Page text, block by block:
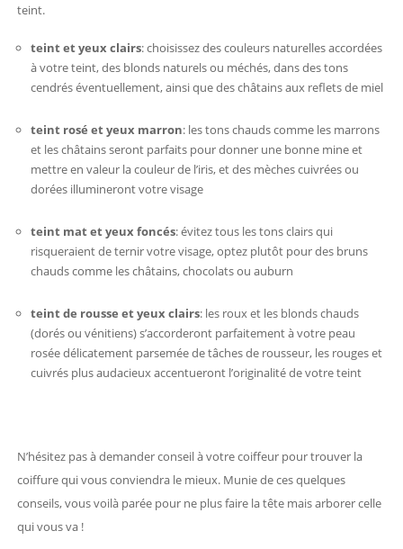
teint.
teint et yeux clairs: choisissez des couleurs naturelles accordées
à votre teint, des blonds naturels ou méchés, dans des tons
cendrés éventuellement, ainsi que des châtains aux reflets de miel
teint rosé et yeux marron: les tons chauds comme les marrons
et les châtains seront parfaits pour donner une bonne mine et
mettre en valeur la couleur de l’iris, et des mèches cuivrées ou
dorées illumineront votre visage
teint mat et yeux foncés: évitez tous les tons clairs qui
risqueraient de ternir votre visage, optez plutôt pour des bruns
chauds comme les châtains, chocolats ou auburn
teint de rousse et yeux clairs: les roux et les blonds chauds
(dorés ou vénitiens) s’accorderont parfaitement à votre peau
rosée délicatement parsemée de tâches de rousseur, les rouges et
cuivrés plus audacieux accentueront l’originalité de votre teint
N’hésitez pas à demander conseil à votre coiffeur pour trouver la
coiffure qui vous conviendra le mieux. Munie de ces quelques
conseils, vous voilà parée pour ne plus faire la tête mais arborer celle
qui vous va !